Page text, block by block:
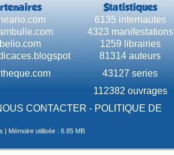
Statistiques
6135 internautes
4323 manifestations
1259 librairies
81314 auteurs
43127 series
112382 ouvrages
CONTACTER - POLITIQUE DE
| Mémoire utilisée : 6.85 MB